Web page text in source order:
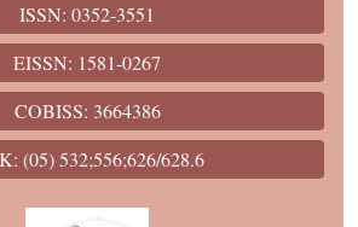
ISSN: 0352-3551
EISSN: 1581-0267
COBISS: 3664386
(05) 532;556;626/628.6